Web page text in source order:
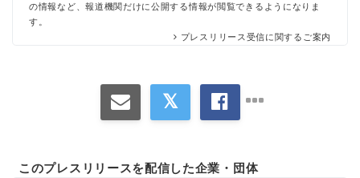
の情報など、報道機関だけに公開する情報が閲覧できるようになりま
す。
プレスリリース受信に関するご案内
このプレスリリースを配信した企業・団体